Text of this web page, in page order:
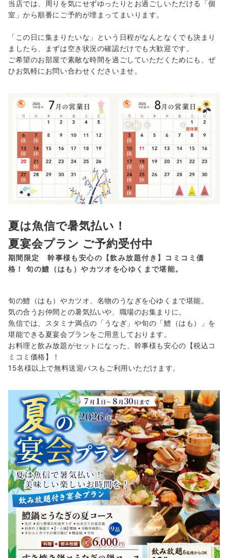
当店では、周りを気にせずゆったりとお過ごしいただける「個
室」から順番にご予約が埋まってまいります。
「この日に集まりたいな」という日程がなんとなくでも決まり
ましたら、まずは空き状況の確認だけでも大歓迎です。
ご希望のお部屋で素敵な時間を過ごしていただくためにも、ぜ
ひお気軽にお問い合わせくださいませ。
夏は魚信で暑気払い！
夏宴会プラン ご予約受付中
期間限定 幹事様も安心の【飲み放題付き】コミコミ価
格！ 旬の鱧（はも）やカツオを心ゆくまで堪能。
旬の鱧（はも）やカツオ、名物のうなぎを心ゆくまで堪能。
気の合うお仲間との暑気払いや、職場のお集まりに。
魚信では、スタミナ満点の「うなぎ」や旬の「鱧（はも）」を
堪能できる夏宴会プランをご用意しております。
お料理と飲み放題がセットになった、幹事様も安心の【税込コ
ミコミ価格】！
15名様以上で無料送迎バスもご利用いただけます。